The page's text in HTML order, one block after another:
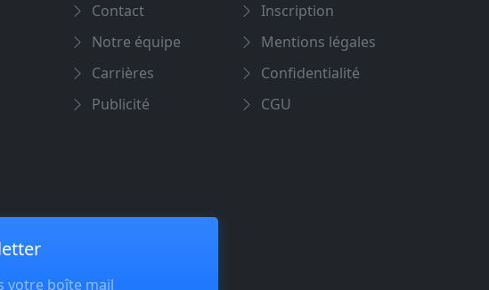
Contact
Notre équipe
Carrières
Publicité
Inscription
Mentions légales
Confidentialité
CGU
votre boîte mail